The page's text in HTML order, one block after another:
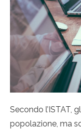
Secondo l’ISTAT,
popolazione, ma